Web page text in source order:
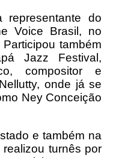
do
Voice Brasil, no
também
Jazz Festival,
compositor e
onde já se
Ney Conceição
e também na
turnês por